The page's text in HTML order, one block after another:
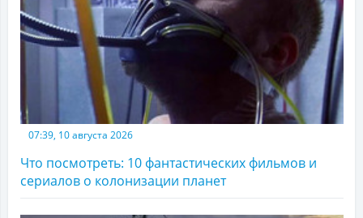
07:39, 10 августа 2026
Что посмотреть: 10 фантастических фильмов и
сериалов о колонизации планет